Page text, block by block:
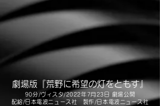
劇場版『荒野に希望の灯をともす』
90分/ヴィスタ/2022年7月23日 劇場公開
配給/日本電波ニュース社 製作/日本電波ニュース社